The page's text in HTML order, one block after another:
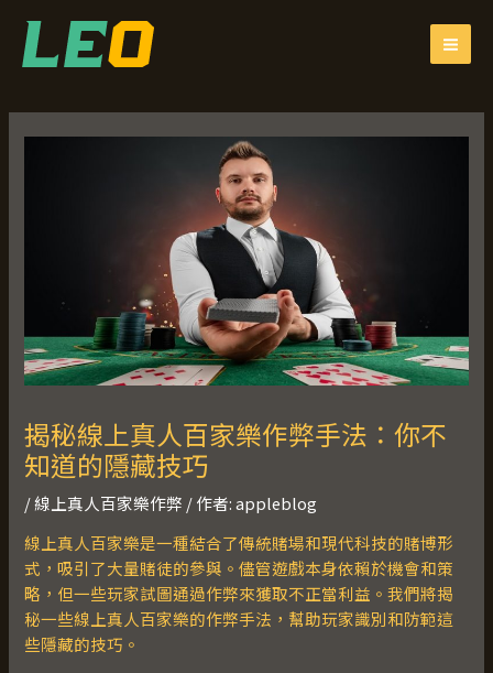
內
揭秘線上真人百家樂作弊手法：你不
知道的隱藏技巧
/線上真人百家樂作弊 / 作者:appleblog
線上真人百家樂是一種結合了傳統賭場和現代科技的賭博形
式，吸引了大量賭徒的參與。儘管遊戲本身依賴於機會和策
略，但一些玩家試圖通過作弊來獲取不正當利益。我們將揭
秘一些線上真人百家樂的作弊手法，幫助玩家識別和防範這
些隱藏的技巧。
navigation